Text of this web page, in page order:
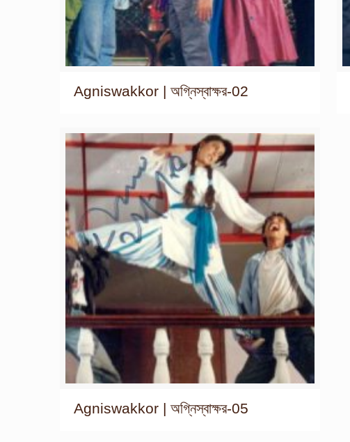
Agniswakkor | অগ্নিস্বাক্ষর-02
Agniswakkor | অগ্নিস্বাক্ষর-05